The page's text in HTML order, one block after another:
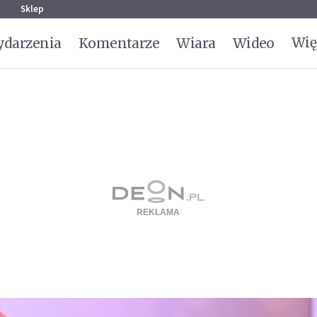
Sklep
Komentarze Wiara Wideo